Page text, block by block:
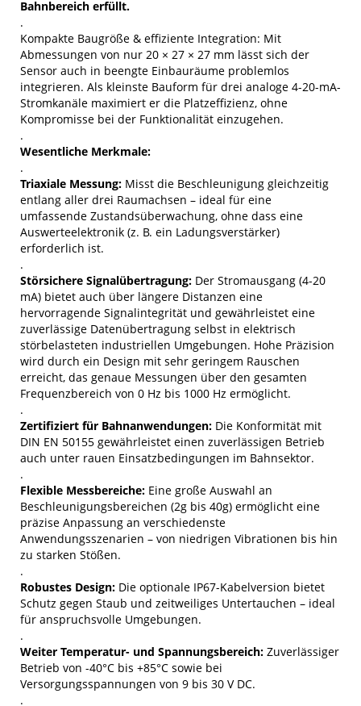
Bahnbereich erfüllt.
.
Kompakte Baugröße & effiziente Integration: Mit
Abmessungen von nur 20 × 27 × 27 mm lässt sich der
Sensor auch in beengte Einbauräume problemlos
integrieren. Als kleinste Bauform für drei analoge 4-20-mA-
Stromkanäle maximiert er die Platzeffizienz, ohne
Kompromisse bei der Funktionalität einzugehen.
.
Wesentliche Merkmale:
.
Triaxiale Messung: Misst die Beschleunigung gleichzeitig
entlang aller drei Raumachsen – ideal für eine
umfassende Zustandsüberwachung, ohne dass eine
Auswerteelektronik (z. B. ein Ladungsverstärker)
erforderlich ist.
.
Störsichere Signalübertragung: Der Stromausgang (4-20
mA) bietet auch über längere Distanzen eine
hervorragende Signalintegrität und gewährleistet eine
zuverlässige Datenübertragung selbst in elektrisch
störbelasteten industriellen Umgebungen. Hohe Präzision
wird durch ein Design mit sehr geringem Rauschen
erreicht, das genaue Messungen über den gesamten
Frequenzbereich von 0 Hz bis 1000 Hz ermöglicht.
.
Zertifiziert für Bahnanwendungen: Die Konformität mit
DIN EN 50155 gewährleistet einen zuverlässigen Betrieb
auch unter rauen Einsatzbedingungen im Bahnsektor.
.
Flexible Messbereiche: Eine große Auswahl an
Beschleunigungsbereichen (2g bis 40g) ermöglicht eine
präzise Anpassung an verschiedenste
Anwendungsszenarien – von niedrigen Vibrationen bis hin
zu starken Stößen.
.
Robustes Design: Die optionale IP67-Kabelversion bietet
Schutz gegen Staub und zeitweiliges Untertauchen – ideal
für anspruchsvolle Umgebungen.
.
Weiter Temperatur- und Spannungsbereich: Zuverlässiger
Betrieb von -40°C bis +85°C sowie bei
Versorgungsspannungen von 9 bis 30 V DC.
.